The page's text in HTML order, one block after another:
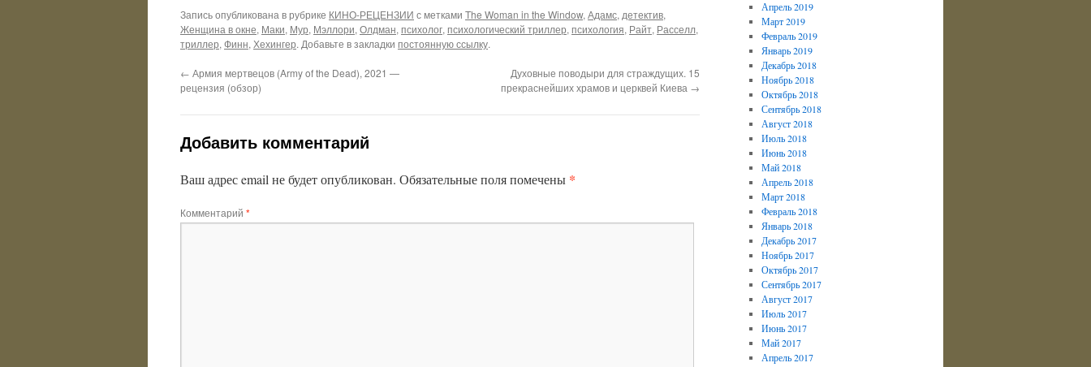
Запись опубликована в рубрике КИНО-РЕЦЕНЗИИ с метками The Woman in the Window,Адамс,детектив,
Женщина в окне, Маки, Мур, Мэллори,Олдман,психолог,психологический триллер,психология, Райт, Расселл,
триллер,Финн,Хехингер. Добавьте в закладки постоянную ссылку.
← Армия мертвецов (Army of the Dead), 2021 —
рецензия (обзор)
Духовные поводыри для страждущих. 15
прекраснейших храмов и церквей Киева →
Добавить комментарий
Ваш адрес email не будет опубликован. Обязательные поля помечены *
Комментарий *
Апрель 2019
Март 2019
Февраль 2019
Январь 2019
Декабрь 2018
Ноябрь 2018
Октябрь 2018
Сентябрь 2018
Август 2018
Июль 2018
Июнь 2018
Май 2018
Апрель 2018
Март 2018
Февраль 2018
Январь 2018
Декабрь 2017
Ноябрь 2017
Октябрь 2017
Сентябрь 2017
Август 2017
Июль 2017
Июнь 2017
Май 2017
Апрель 2017